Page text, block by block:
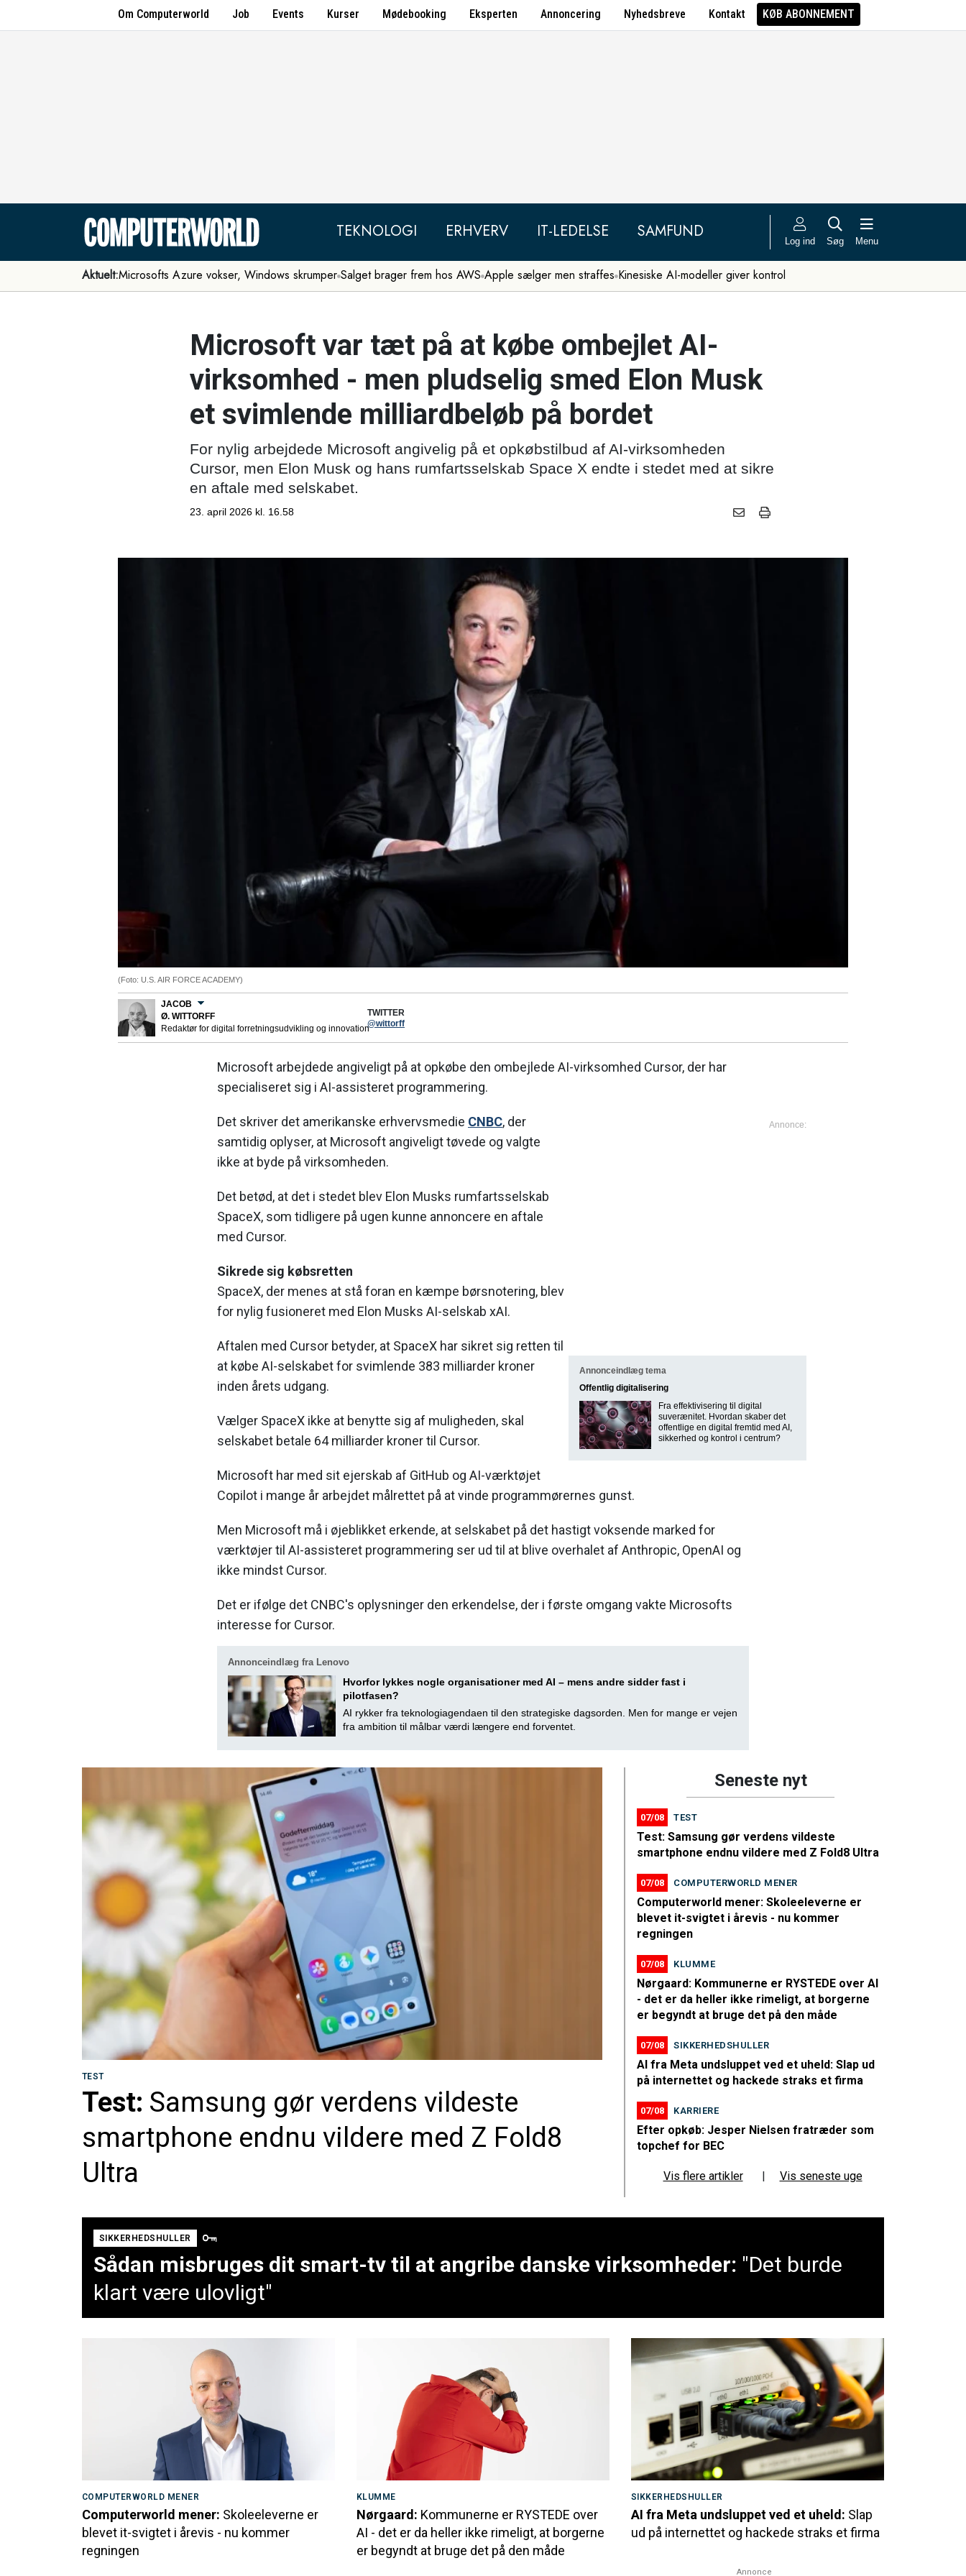
Om Computerworld Job Events Kurser Mødebooking Eksperten Annoncering Nyhedsbreve Kontakt KØB ABONNEMENT
TEKNOLOGI ERHVERV IT-LEDELSE SAMFUND Log ind Søg Menu
Aktuelt:Microsofts Azure vokser, Windows skrumper Salget brager frem hos AWS Apple sælger men straffes Kinesiske AI-modeller giver kontrol
Microsoft var tæt på at købe ombejlet AI-
virksomhed - men pludselig smed Elon Musk
et svimlende milliardbeløb på bordet
For nylig arbejdede Microsoft angivelig på et opkøbstilbud af AI-virksomheden
Cursor, men Elon Musk og hans rumfartsselskab Space X endte i stedet med at sikre
en aftale med selskabet.
23. april 2026 kl. 16.58
(Foto: U.S. AIR FORCE ACADEMY)
JACOB
Ø. WITTORFF
Redaktør for digital forretningsudvikling og innovation
TWITTER
@wittorff
Annonceindlæg tema
Offentlig digitalisering
Fra effektivisering til digital
suverænitet. Hvordan skaber det
offentlige en digital fremtid med AI,
sikkerhed og kontrol i centrum?
Microsoft arbejdede angiveligt på at opkøbe den ombejlede AI-virksomhed Cursor, der har
specialiseret sig i AI-assisteret programmering.
Det skriver det amerikanske erhvervsmedie CNBC, der
samtidig oplyser, at Microsoft angiveligt tøvede og valgte
ikke at byde på virksomheden.
Det betød, at det i stedet blev Elon Musks rumfartsselskab
SpaceX, som tidligere på ugen kunne annoncere en aftale
med Cursor.
Sikrede sig købsretten
SpaceX, der menes at stå foran en kæmpe børsnotering, blev
for nylig fusioneret med Elon Musks AI-selskab xAI.
Aftalen med Cursor betyder, at SpaceX har sikret sig retten til
at købe AI-selskabet for svimlende 383 milliarder kroner
inden årets udgang.
Vælger SpaceX ikke at benytte sig af muligheden, skal
selskabet betale 64 milliarder kroner til Cursor.
Microsoft har med sit ejerskab af GitHub og AI-værktøjet
Copilot i mange år arbejdet målrettet på at vinde programmørernes gunst.
Men Microsoft må i øjeblikket erkende, at selskabet på det hastigt voksende marked for
værktøjer til AI-assisteret programmering ser ud til at blive overhalet af Anthropic, OpenAI og
ikke mindst Cursor.
Det er ifølge det CNBC's oplysninger den erkendelse, der i første omgang vakte Microsofts
interesse for Cursor.
Annonceindlæg fra Lenovo
Hvorfor lykkes nogle organisationer med AI – mens andre sidder fast i
pilotfasen?
AI rykker fra teknologiagendaen til den strategiske dagsorden. Men for mange er vejen
fra ambition til målbar værdi længere end forventet.
TEST
Test: Samsung gør verdens vildeste
smartphone endnu vildere med Z Fold8
Ultra
Seneste nyt
07/08 TEST
Test: Samsung gør verdens vildeste
smartphone endnu vildere med Z Fold8 Ultra
07/08 COMPUTERWORLD MENER
Computerworld mener: Skoleeleverne er
blevet it-svigtet i årevis - nu kommer
regningen
07/08 KLUMME
Nørgaard: Kommunerne er RYSTEDE over AI
- det er da heller ikke rimeligt, at borgerne
er begyndt at bruge det på den måde
07/08 SIKKERHEDSHULLER
AI fra Meta undsluppet ved et uheld: Slap ud
på internettet og hackede straks et firma
07/08 KARRIERE
Efter opkøb: Jesper Nielsen fratræder som
topchef for BEC
Vis flere artikler Vis seneste uge
SIKKERHEDSHULLER
Sådan misbruges dit smart-tv til at angribe danske virksomheder: "Det burde
klart være ulovligt"
COMPUTERWORLD MENER
Computerworld mener: Skoleeleverne er
blevet it-svigtet i årevis - nu kommer
regningen
KLUMME
Nørgaard: Kommunerne er RYSTEDE over
AI - det er da heller ikke rimeligt, at borgerne
er begyndt at bruge det på den måde
SIKKERHEDSHULLER
AI fra Meta undsluppet ved et uheld: Slap
ud på internettet og hackede straks et firma
Annonce